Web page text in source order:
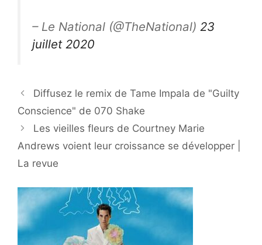
– Le National (@TheNational) 23
juillet 2020
Diffusez le remix de Tame Impala de "Guilty
Conscience" de 070 Shake
Les vieilles fleurs de Courtney Marie
Andrews voient leur croissance se développer |
La revue